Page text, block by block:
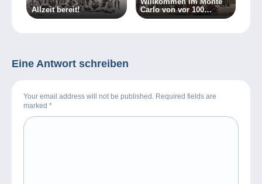
Allzeit bereit!
Carlo von vor 100
Jahren!
Eine Antwort schreiben
Your email address will not be published. Required fields are
marked *